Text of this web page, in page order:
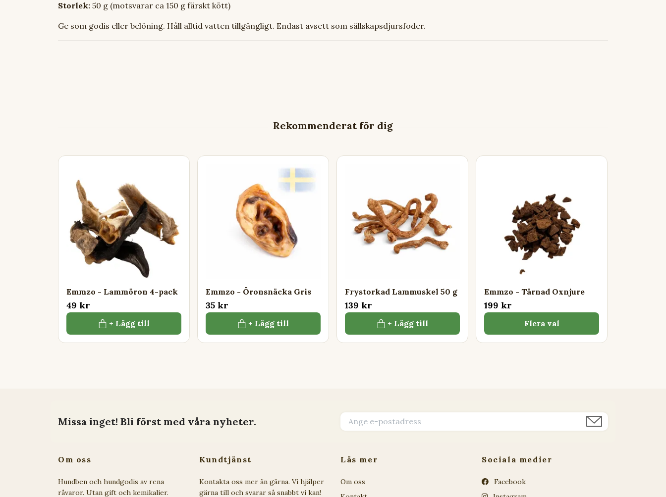
Storlek: 50 g (motsvarar ca 150 g färskt kött)
Ge som godis eller belöning. Håll alltid vatten tillgängligt. Endast avsett som sällskapsdjursfoder.
Emmzo - Lammöron 4-pack
49 kr
+ Lägg till
Emmzo - Öronsnäcka Gris
35 kr
+ Lägg till
Frystorkad Lammuskel 50 g
139 kr
+ Lägg till
Emmzo - Tärnad Oxnjure
199 kr
Flera val
Missa inget! Bli först med våra nyheter.
Om oss
Hundben och hundgodis av rena
råvaror. Utan gift och kemikalier.
Kundtjänst
Kontakta oss mer än gärna. Vi hjälper
gärna till och svarar så snabbt vi kan!
Läs mer
Om oss
Sociala medier
Facebook